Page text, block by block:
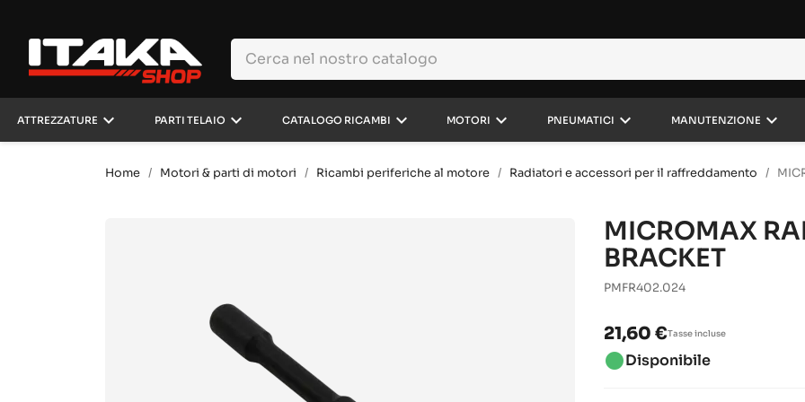
ATTREZZATURE keyboard_arrow_down PARTI TELAIO keyboard_arrow_down CATALOGO RICAMBI keyboard_arrow_down MOTORI keyboard_arrow_down PNEUMATICI keyboard_arrow_down MANUTENZIONE keyboard_arrow_down
Home Motori & parti di motori Ricambi periferiche al motore Radiatori e accessori per il raffreddamento
MICROMAX
BRACKET
PMFR402.024
21,60 €Tasse incluse
brightness_1Disponibile